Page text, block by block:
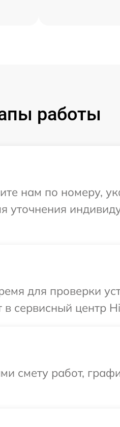
работы
нам по номеру,
уточнения
для проверки
сервисный центр
смету работ,